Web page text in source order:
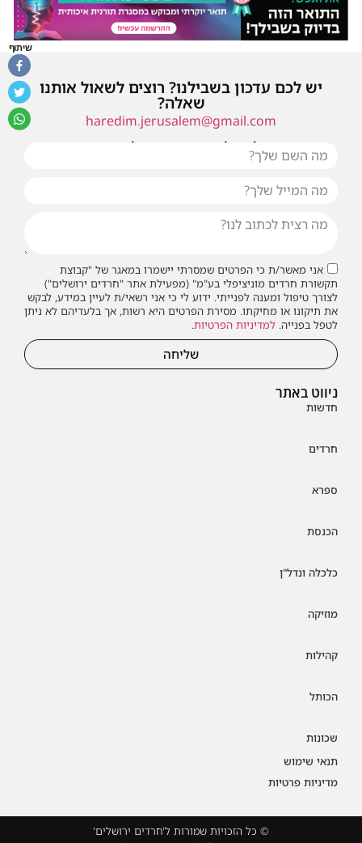
ניווט באתר
חדשות
חרדים
ספרא
הכנסת
כלכלה ונדל"ן
מוזיקה
קהילות
הכותל
שכונות
תנאי שימוש
מדיניות פרטיות
יש לכם עדכון בשבילנו? רוצים לשאול אותנו
שאלה?
haredim.jerusalem@gmail.com
או שילחו אלינו פנייה ונחזור אליכם בהקדם
אני מאשר/ת כי הפרטים שמסרתי יישמרו במאגר של "קבוצת
תקשורת חרדים מוניציפלי בע"מ" (מפעילת אתר "חרדים ירושלים")
לצורך טיפול ומענה לפנייתי. ידוע לי כי אני רשאי/ת לעיין במידע, לבקש
את תיקונו או מחיקתו. מסירת הפרטים היא רשות, אך בלעדיהם לא ניתן
לטפל בפנייה. למדיניות הפרטיות.
שליחה
© כל הזכויות שמורות ל'חרדים ירושלים'
שיתוף